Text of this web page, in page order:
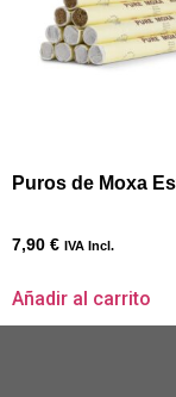
Puros de Moxa
7,90 € IVA Incl.
Añadir al carrito